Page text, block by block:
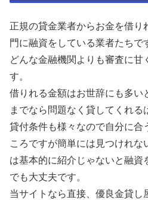
正規の貸金業者からお金を借り
門に融資をしている業者たちで
どんな金融機関よりも審査に甘
す。
借りれる金額はお世辞にも多い
までなら問題なく貸してくれる
貸付条件も様々なので自分に合
ころですが簡単には見つけれな
は基本的に紹介じゃないと融資
でも大丈夫です。
当サイトなら直接、優良金貸し